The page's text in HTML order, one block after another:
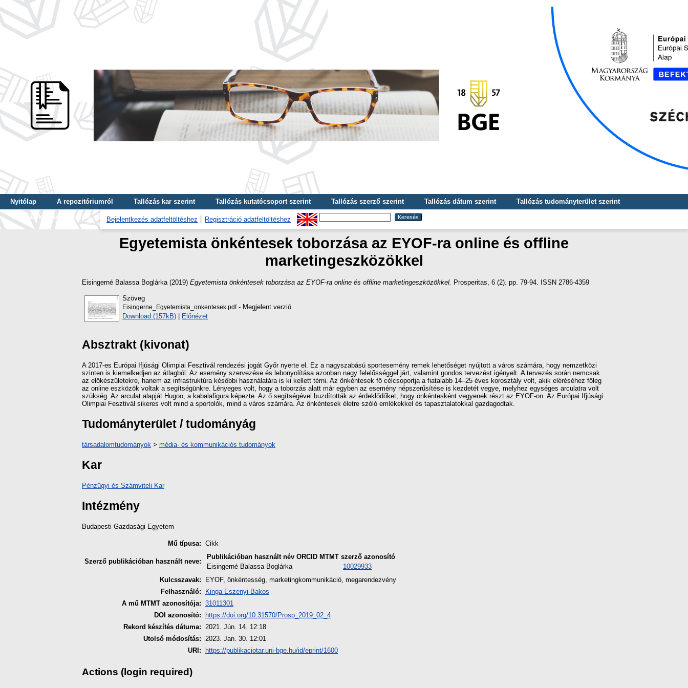
Nyitólap A repozitóriumról Tallózás kar szerint Tallózás kutatócsoport szerint Tallózás szerző szerint Tallózás dátum szerint
Tallózás tudományterület szerint
Tallózás kulcsszó szerint
Bejelentkezés adatfeltöltéshez Regisztráció adatfeltöltéshez
Egyetemista önkéntesek toborzása az EYOF-ra online és offline
marketingeszközökkel
Eisingerné Balassa Boglárka (2019) Egyetemista önkéntesek toborzása az EYOF-ra online és offline marketingeszközökkel. Prosperitas, 6 (2). pp. 79-94. ISSN 2786-4359
Szöveg
Eisingerne_Egyetemista_onkentesek.pdf- Megjelent verzió
Download (157kB) | Előnézet
Absztrakt (kivonat)
A 2017-es Európai Ifjúsági Olimpiai Fesztivál rendezési jogát Győr nyerte el. Ez a nagyszabású sportesemény remek lehetőséget nyújtott a város számára, hogy nemzetközi
szinten is kiemelkedjen az átlagból. Az esemény szervezése és lebonyolítása azonban nagy felelősséggel járt, valamint gondos tervezést igényelt. A tervezés során nemcsak
az előkészületekre, hanem az infrastruktúra későbbi használatára is ki kellett térni. Az önkéntesek fő célcsoportja a fiatalabb 14–25 éves korosztály volt, akik eléréséhez főleg
az online eszközök voltak a segítségünkre. Lényeges volt, hogy a toborzás alatt már egyben az esemény népszerűsítése is kezdetét vegye, melyhez egységes arculatra volt
szükség. Az arculat alapját Hugoo, a kabalafigura képezte. Az ő segítségével buzdították az érdeklődőket, hogy önkéntesként vegyenek részt az EYOF-on. Az Európai Ifjúsági
Olimpiai Fesztivál sikeres volt mind a sportolók, mind a város számára. Az önkéntesek életre szóló emlékekkel és tapasztalatokkal gazdagodtak.
Tudományterület / tudományág
társadalomtudományok > média- és kommunikációs tudományok
Kar
Pénzügyi és Számviteli Kar
Intézmény
Budapesti Gazdasági Egyetem
Mű típusa: Cikk
Szerző publikációban használt neve:
Publikációban használt név ORCID MTMT szerző azonosító
Eisingerné Balassa Boglárka
10029933
Kulcsszavak:
EYOF, önkéntesség, marketingkommunikáció, megarendezvény
Felhasználó:
Kinga Eszenyi-Bakos
A mű MTMT azonosítója: 31011301
DOI azonosító:
https://doi.org/10.31570/Prosp_2019_02_4
Rekord készítés dátuma: 2021. Jún. 14. 12:18
Utolsó módosítás: 2023. Jan. 30. 12:01
URI:
https://publikaciotar.uni-bge.hu/id/eprint/1600
Actions (login required)